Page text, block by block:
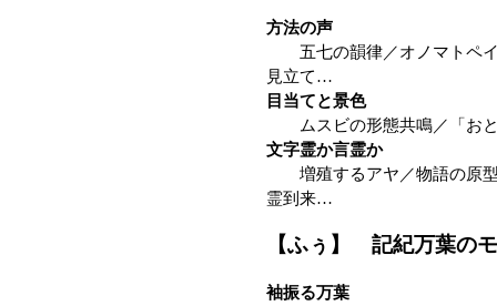
方法の声
五七の韻律／オノマトペイ
見立て…
目当てと景色
ムスビの形態共鳴／「おと
文字霊か言霊か
増殖するアヤ／物語の原型
霊到来…
【ふぅ】 記紀万葉の
袖振る万葉